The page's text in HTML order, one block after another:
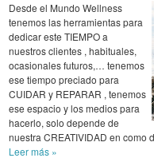
Desde el Mundo Wellness
tenemos las herramientas para
dedicar este TIEMPO a
nuestros clientes , habituales,
ocasionales futuros,… tenemos
ese tiempo preciado para
CUIDAR y REPARAR , tenemos
ese espacio y los medios para
hacerlo, solo depende de
nuestra CREATIVIDAD en como
Leer más »